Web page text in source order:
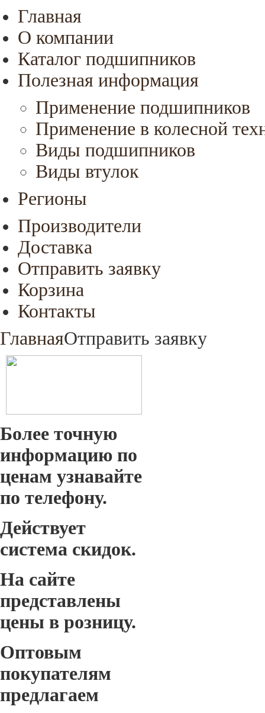
Главная
О компании
Каталог подшипников
Полезная информация
Применение подшипников
Применение в колесной
Виды подшипников
Виды втулок
Регионы
Производители
Доставка
Отправить заявку
Корзина
Контакты
ГлавнаяОтправить заявку
Более точную
информацию по
ценам узнавайте
по телефону.
Действует
система скидок.
На сайте
представлены
цены в розницу.
Оптовым
покупателям
предлагаем